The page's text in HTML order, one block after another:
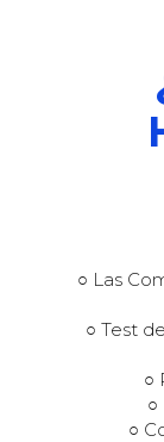
○ Las
○ Test
○
○
○